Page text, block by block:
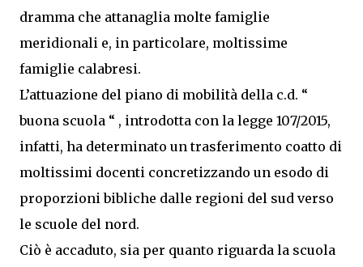
dramma che attanaglia molte famiglie
meridionali e, in particolare, moltissime
famiglie calabresi.
L’attuazione del piano di mobilità della c.d. “
buona scuola “ , introdotta con la legge 107/2015,
infatti, ha determinato un trasferimento coatto di
moltissimi docenti concretizzando un esodo di
proporzioni bibliche dalle regioni del sud verso
le scuole del nord.
Ciò è accaduto, sia per quanto riguarda la scuola